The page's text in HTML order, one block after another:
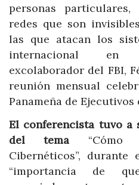
personas
redes que son
las que atacan los
internacional en
excolaborador del FBI,
reunión mensual
Panameña de Ejecutivos
El conferencista tuvo a
del tema “Cómo
Cibernéticos”,
“importancia de